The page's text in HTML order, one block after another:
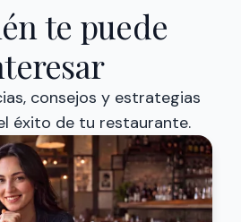
te puede
consejos y estrategias
éxito de tu restaurante.